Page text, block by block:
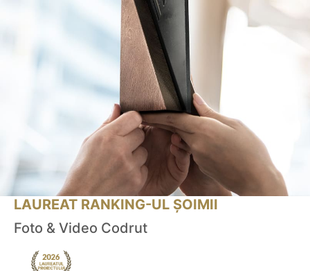
LAUREAT RANKING-UL ȘOIMII
Foto & Video Codrut